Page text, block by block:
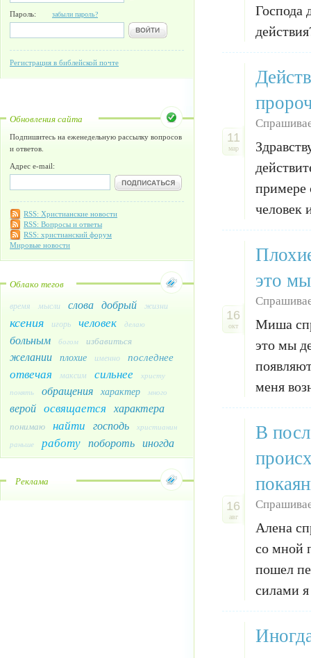
Пароль: забыли пароль?
Регистрация в библейской почте
Обновления сайта
Подпишитесь на еженедельную рассылку вопросов
и ответов.
Адрес e-mail:
RSS: Христианские новости
RSS: Вопросы и ответы
RSS: христианский форум
Мировые новости
Облако тегов
время мысли слова добрый жизни
ксения игорь человек делаю
больным богом избавиться
желании плохие именно последнее
отвечая максим сильнее
христу
понять
обращения характер много
верой освящается характера
понимаю найти господь
христианин
раньше
работу побороть иногда
Реклама
Господа
11
мар
примере
человек
16
окт
это
Миша
это мы
меня
16
авг
В
Алена
со мной
пошел
силами я